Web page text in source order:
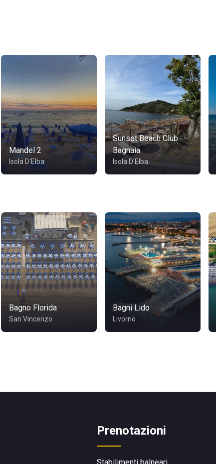
Mandel 2
Isola D'Elba
Sunset Beach Club
Bagnaia
Isola D'Elba
Bagno Florida
San Vincenzo
Bagni Lido
Livorno
Prenotazioni